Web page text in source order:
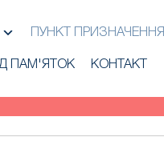
ПУНКТ ПРИЗНАЧЕННЯ
ПАМ'ЯТОК КОНТАКТ